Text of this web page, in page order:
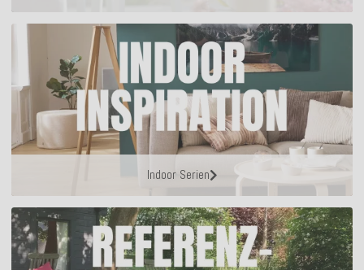
Indoor Serien